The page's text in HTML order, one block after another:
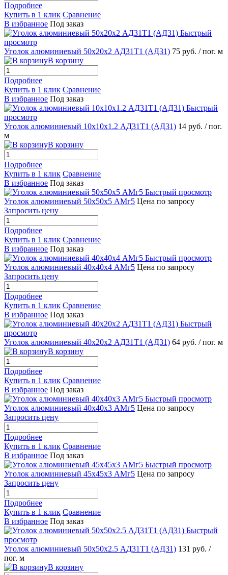
Подробнее
Купить в 1 клик Сравнение
В избранное Под заказ
Быстрый
просмотр
Уголок алюминиевый 50х20х2 АД31Т1 (АД31) 75 руб. / пог. м
В корзину
Подробнее
Купить в 1 клик Сравнение
В избранное Под заказ
Быстрый
просмотр
Уголок алюминиевый 10х10х1.2 АД31Т1 (АД31) 14 руб. / пог.
м
В корзину
Подробнее
Купить в 1 клик Сравнение
В избранное Под заказ
Быстрый просмотр
Уголок алюминиевый 50х50х5 АМг5 Цена по запросу
Запросить цену
Подробнее
Купить в 1 клик Сравнение
В избранное Под заказ
Быстрый просмотр
Уголок алюминиевый 40х40х4 АМг5 Цена по запросу
Запросить цену
Подробнее
Купить в 1 клик Сравнение
В избранное Под заказ
Быстрый
просмотр
Уголок алюминиевый 40х20х2 АД31Т1 (АД31) 64 руб. / пог. м
В корзину
Подробнее
Купить в 1 клик Сравнение
В избранное Под заказ
Быстрый просмотр
Уголок алюминиевый 40х40х3 АМг5 Цена по запросу
Запросить цену
Подробнее
Купить в 1 клик Сравнение
В избранное Под заказ
Быстрый просмотр
Уголок алюминиевый 45х45х3 АМг5 Цена по запросу
Запросить цену
Подробнее
Купить в 1 клик Сравнение
В избранное Под заказ
Быстрый
просмотр
Уголок алюминиевый 50х50х2.5 АД31Т1 (АД31) 131 руб. /
пог. м
В корзину